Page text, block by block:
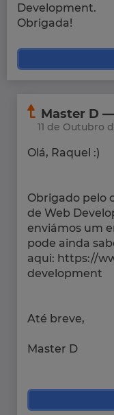
Development.
Obrigada!
Master D
11 de Outubro
Olá, Raquel :)
Obrigado pelo
de Web
enviámos um
pode ainda
aqui: https://
development
Até breve,
Master D